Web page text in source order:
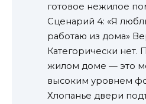
готовое нежилое
Сценарий 4: «Я
работаю из дома»
Категорически нет.
жилом доме — это
высоким уровнем
Хлопанье двери